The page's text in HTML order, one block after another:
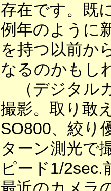
存在です。既
例年のように
を持つ以前か
なるのかもし
（デジタル
撮影。取り敢
SO800、絞り
ターン測光で
ピード1/2sec.